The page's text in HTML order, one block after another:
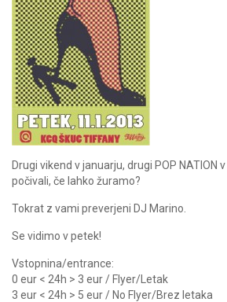
Drugi vikend v januarju, drugi POP NATION
počivali, če lahko žuramo?
Tokrat z vami preverjeni DJ Marino.
Se vidimo v petek!
Vstopnina/entrance:
0 eur < 24h > 3 eur / Flyer/Letak
3 eur < 24h > 5 eur / No Flyer/Brez letaka